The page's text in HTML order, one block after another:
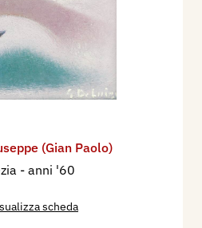
(Gian Paolo)
- anni '60
scheda